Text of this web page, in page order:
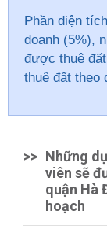
Phần diện
doanh (5%),
được thuê
thuê đất theo
>> Những
viên sẽ
quận Hà
hoạch